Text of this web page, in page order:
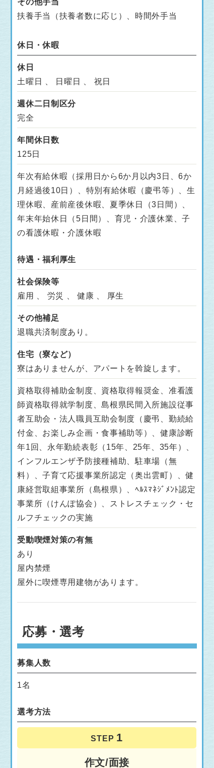
その他手当
扶養手当（扶養者数に応じ）、時間外手当
休日・休暇
休日
土曜日 、 日曜日 、 祝日
週休二日制区分
完全
年間休日数
125日
年次有給休暇（採用日から6か月以内3日、6か
月経過後10日）、特別有給休暇（慶弔等）、生
理休暇、産前産後休暇、夏季休日（3日間）、
年末年始休日（5日間）、育児・介護休業、子
の看護休暇・介護休暇
待遇・福利厚生
社会保険等
雇用 、 労災 、 健康 、 厚生
その他補足
退職共済制度あり。
住宅（寮など）
寮はありませんが、アパートを斡旋します。
資格取得補助金制度、資格取得報奨金、准看護
師資格取得就学制度、島根県民間入所施設従事
者互助会・法人職員互助会制度（慶弔、勤続給
付金、お楽しみ企画・食事補助等）、健康診断
年1回、永年勤続表彰（15年、25年、35年）、
インフルエンザ予防接種補助、駐車場（無
料）、子育て応援事業所認定（奥出雲町）、健
康経営取組事業所（島根県）、ﾍﾙｽﾏﾈｼﾞﾒﾝﾄ認定
事業所（けんぽ協会）、ストレスチェック・セ
ルフチェックの実施
受動喫煙対策の有無
あり
屋内禁煙
屋外に喫煙専用建物があります。
応募・選考
募集人数
1名
選考方法
STEP
作文/面接